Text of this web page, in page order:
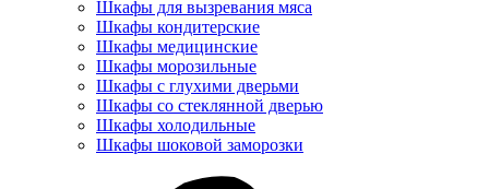
Шкафы для вызревания мяса
Шкафы кондитерские
Шкафы медицинские
Шкафы морозильные
Шкафы с глухими дверьми
Шкафы со стеклянной дверью
Шкафы холодильные
Шкафы шоковой заморозки